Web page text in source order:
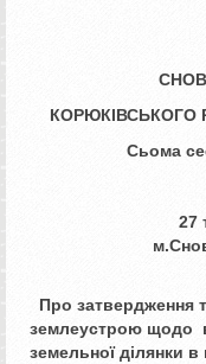
КОРЮКІВСЬКОГО
Сьома
27
Про затвердження
землеустрою щодо
земельної ділянки в